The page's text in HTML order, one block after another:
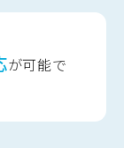
が可能で